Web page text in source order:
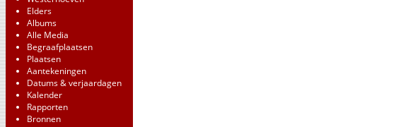
Elders
Albums
Alle Media
Begraafplaatsen
Plaatsen
Aantekeningen
Datums & verjaardagen
Kalender
Rapporten
Bronnen